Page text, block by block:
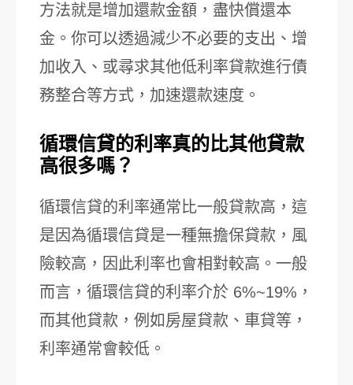
方法就是增加還款金額，盡快償還本
金。你可以透過減少不必要的支出、增
加收入、或尋求其他低利率貸款進行債
務整合等方式，加速還款速度。
循環信貸的利率真的比其他貸款
高很多嗎？
循環信貸的利率通常比一般貸款高，這
是因為循環信貸是一種無擔保貸款，風
險較高，因此利率也會相對較高。一般
而言，循環信貸的利率介於 6%~19%，
而其他貸款，例如房屋貸款、車貸等，
利率通常會較低。